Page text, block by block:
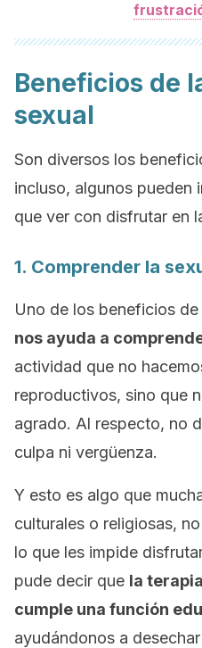
Beneficios de
sexual
Son diversos los
incluso, algunos pueden
que ver con disfrutar en
1. Comprender la
Uno de los beneficios
nos ayuda a
actividad que no
reproductivos, sino que
agrado. Al respecto, no
culpa ni vergüenza.
Y esto es algo que
culturales o religiosas,
lo que les impide
pude decir que la
cumple una función
ayudándonos a